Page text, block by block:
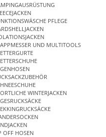
PFLEGE
UND MULTITOOLS
WINTERJACKEN
OFF HOSEN